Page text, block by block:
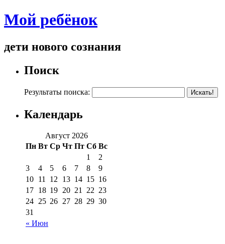
Мой ребёнок
дети нового сознания
Поиск
Результаты поиска:
Календарь
Август 2026
Пн Вт Ср Чт Пт Сб Вс
« Июн
1
2
3
4 5 6 7 8
9
10 11 12 13 14 15 16
17 18 19 20 21 22 23
24 25 26 27 28 29 30
31